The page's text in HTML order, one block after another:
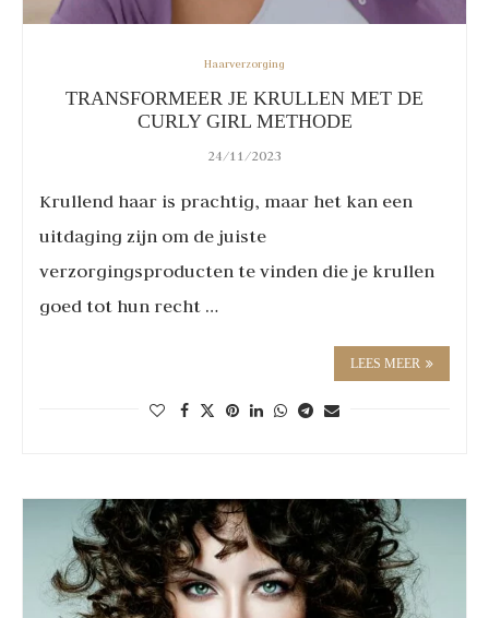
Haarverzorging
TRANSFORMEER JE KRULLEN MET DE
CURLY GIRL METHODE
24/11/2023
Krullend haar is prachtig, maar het kan een
uitdaging zijn om de juiste
verzorgingsproducten te vinden die je krullen
goed tot hun recht …
LEES MEER